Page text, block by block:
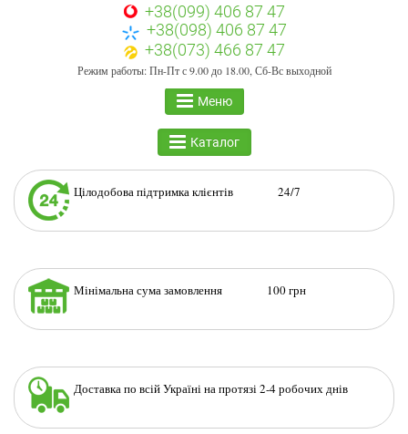
+38(099) 406 87 47
+38(098) 406 87 47
+38(073) 466 87 47
Режим работы: Пн-Пт с 9.00 до 18.00, Сб-Вс выходной
Меню
Каталог
Цілодобова підтримка клієнтів 24/7
Мінімальна сума замовлення 100 грн
Доставка по всій Україні на протязі 2-4 робочих днів